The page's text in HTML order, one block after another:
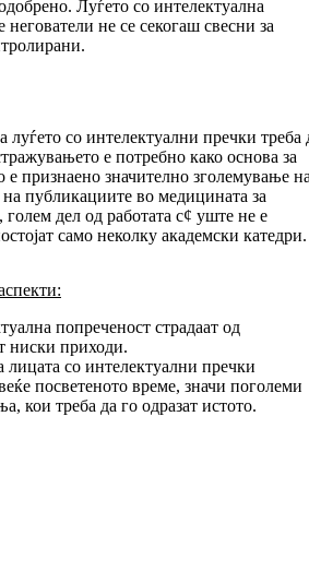
Луѓето со интелектуална
не се секогаш свесни за
со интелектуални пречки треба
е потребно како основа за
е признаено значително зголемување
на публикациите во медицината за
дел од работата с¢ уште не е
само неколку академски катедри.
попреченост страдаат од
ниски приходи.
лицата со интелектуални пречки
посветеното време, значи поголеми
кои треба да го одразат истото.